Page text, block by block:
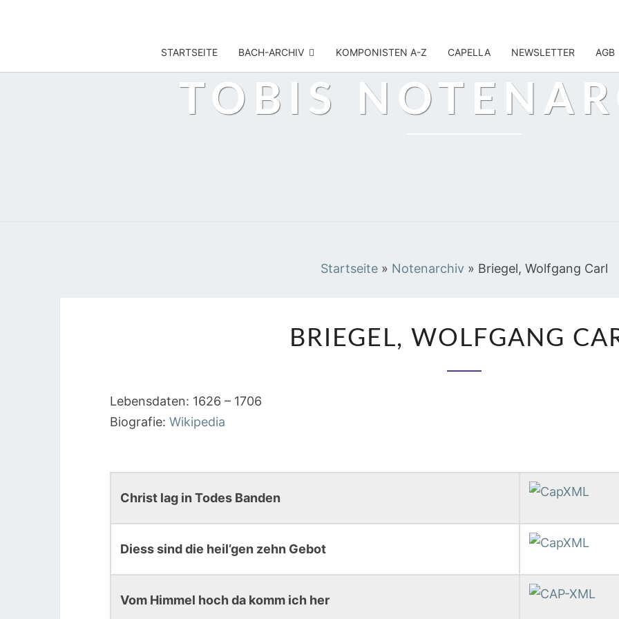
STARTSEITE BACH-ARCHIV KOMPONISTEN A-Z CAPELLA NEWSLETTER AGB
TOBIS
Startseite » Notenarchiv » Briegel, Wolfgang Carl
WOLFGANG
BRIEGEL, WOLFGANG
Lebensdaten: 1626 – 1706
Biografie: Wikipedia
Christ lag in Todes Banden
Diess sind die heil’gen zehn Gebot
Vom Himmel hoch da komm ich her